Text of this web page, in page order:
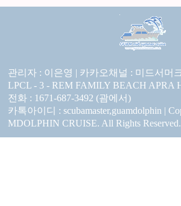
관리자 : 이은영 | 카카오채널 : 미드서머
LPCL - 3 - REM FAMILY BEACH APRA
전화 : 1671-687-3492 (괌에서)
카톡아이디 : scubamaster,guamdolphin |
MDOLPHIN CRUISE. All Rights Reserved.